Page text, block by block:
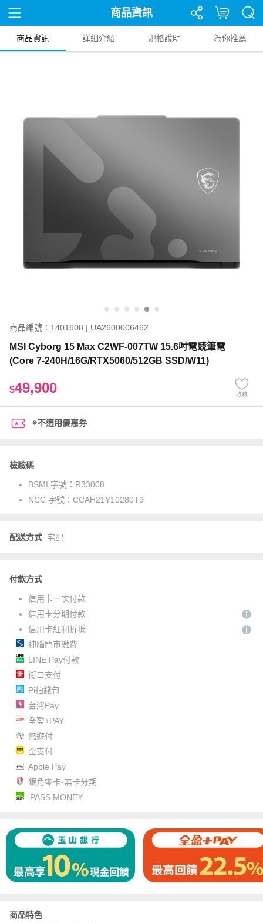
商品資訊
商品資訊 詳細介紹 規格說明 為你推薦
商品編號：1401608 | UA2600006462
MSI Cyborg 15 Max C2WF-007TW 15.6吋電競筆電
(Core 7-240H/16G/RTX5060/512GB SSD/W11)
$49,900 收藏
※不適用優惠券
檢驗碼
BSMI 字號： R33008
NCC 字號： CCAH21Y10280T9
配送方式 宅配
付款方式
信用卡一次付款
信用卡分期付款
信用卡紅利折抵
神腦門市繳費
LINE Pay付款
街口支付
Pi拍錢包
台灣Pay
全盈+PAY
悠遊付
全支付
Apple Pay
銀角零卡-無卡分期
iPASS MONEY
商品特色